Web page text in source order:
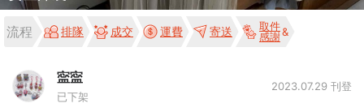
流程 排隊 成交 運費 寄送
取件
感謝
寍寍
已下架
2023.07.29 刊登